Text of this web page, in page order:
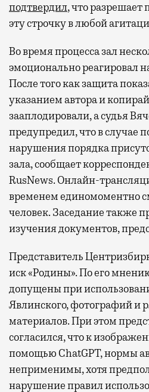
подтвердил, что разрешает
эту строчку в любой
Во время процесса зал
эмоционально реагировал
После того как защита
указанием автора и
зааплодировали, а судья
предупредил, что в случае
нарушения порядка
зала, сообщает
RusNews. Онлайн-
временем единомоментно
человек. Заседание также
изучения документов,
Представитель
иск «Родины». По его
допущены при
Явлинского, фотографий и
материалов. При этом
согласился, что к
помощью ChatGPT, нормы
неприменимы, хотя
нарушение правил